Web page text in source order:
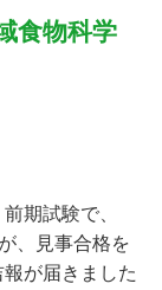
食物科学
期試験で、
、見事合格を
が届きました